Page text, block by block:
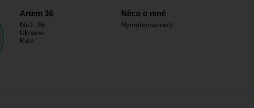
Artem 36
Muž , 36
Ukraine
Kiev
Něco o mně
Nymphomaniac)